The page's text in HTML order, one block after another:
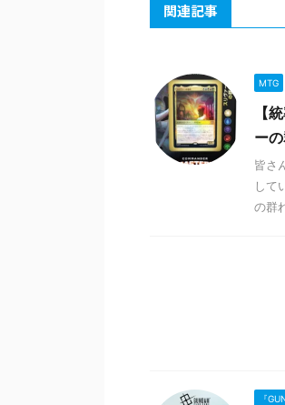
関連記事
MTG
【
ーの
皆さ
して
の群
『